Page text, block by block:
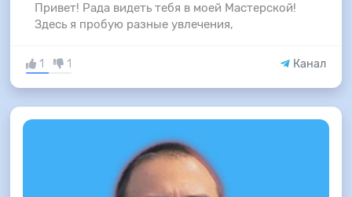
Привет! Рада видеть тебя в моей Мастерской!
Здесь я пробую разные увлечения,
1 1 Канал